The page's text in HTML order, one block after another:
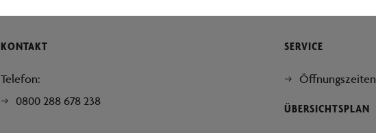
KONTAKT
Telefon:
0800 288 678 238
SERVICE
Öffnungszeiten
ÜBERSICHTSPLAN